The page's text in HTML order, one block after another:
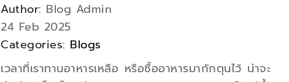
Author: Blog Admin
24 Feb 2025
Categories: Blogs
เวลาที่เราทานอาหารเหลือ หรือซื้ออาหารมากักตุนไว้ น่าจะ